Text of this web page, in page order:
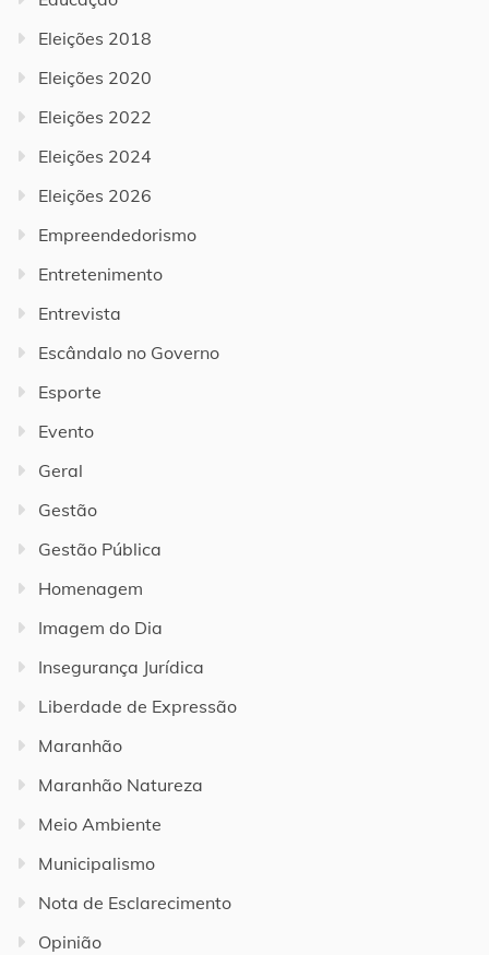
Eleições 2018
Eleições 2020
Eleições 2022
Eleições 2024
Eleições 2026
Empreendedorismo
Entretenimento
Entrevista
Escândalo no Governo
Esporte
Evento
Geral
Gestão
Gestão Pública
Homenagem
Imagem do Dia
Insegurança Jurídica
Liberdade de Expressão
Maranhão
Maranhão Natureza
Meio Ambiente
Municipalismo
Nota de Esclarecimento
Opinião